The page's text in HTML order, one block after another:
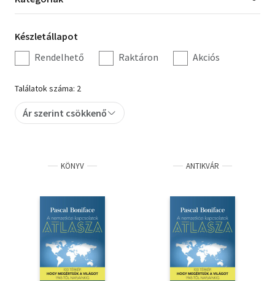
Hobbi, szabadidő
Irodalom
Művészet
Szakkönyv
Tankönyv, segédkönyv
Társadalomtudomány
Természettudomány
Történelem
szűrés
Készletállapot
szűrés
Készletállapot
Rendelhető
Raktáron Akciós
Találatok száma: 2
Ár szerint csökkenő
KÖNYV ANTIKVÁR